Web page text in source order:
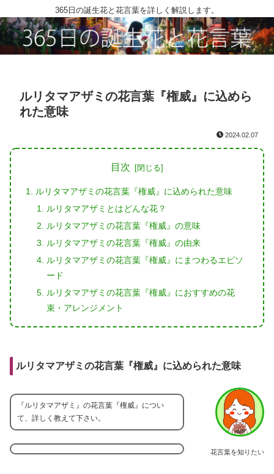
365日の誕生花と花言葉を詳しく解説します。
ルリタマアザミの花言葉『権威』に込めら
れた意味
2024.02.07
目次
ルリタマアザミの花言葉『権威』に込められた意味
ルリタマアザミとはどんな花？
ルリタマアザミの花言葉『権威』の意味
ルリタマアザミの花言葉『権威』の由来
ルリタマアザミの花言葉『権威』にまつわるエピソ
ード
ルリタマアザミの花言葉『権威』におすすめの花
束・アレンジメント
ルリタマアザミの花言葉『権威』に込められた意味
花言葉を知りたい
『ルリタマアザミ』の花言葉『権威』につい
て、詳しく教えて下さい。